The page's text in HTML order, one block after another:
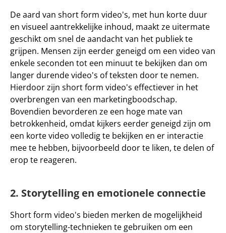
De aard van short form video's, met hun korte duur
en visueel aantrekkelijke inhoud, maakt ze uitermate
geschikt om snel de aandacht van het publiek te
grijpen. Mensen zijn eerder geneigd om een video van
enkele seconden tot een minuut te bekijken dan om
langer durende video's of teksten door te nemen.
Hierdoor zijn short form video's effectiever in het
overbrengen van een marketingboodschap.
Bovendien bevorderen ze een hoge mate van
betrokkenheid, omdat kijkers eerder geneigd zijn om
een korte video volledig te bekijken en er interactie
mee te hebben, bijvoorbeeld door te liken, te delen of
erop te reageren.
2. Storytelling en emotionele connectie
Short form video's bieden merken de mogelijkheid
om storytelling-technieken te gebruiken om een